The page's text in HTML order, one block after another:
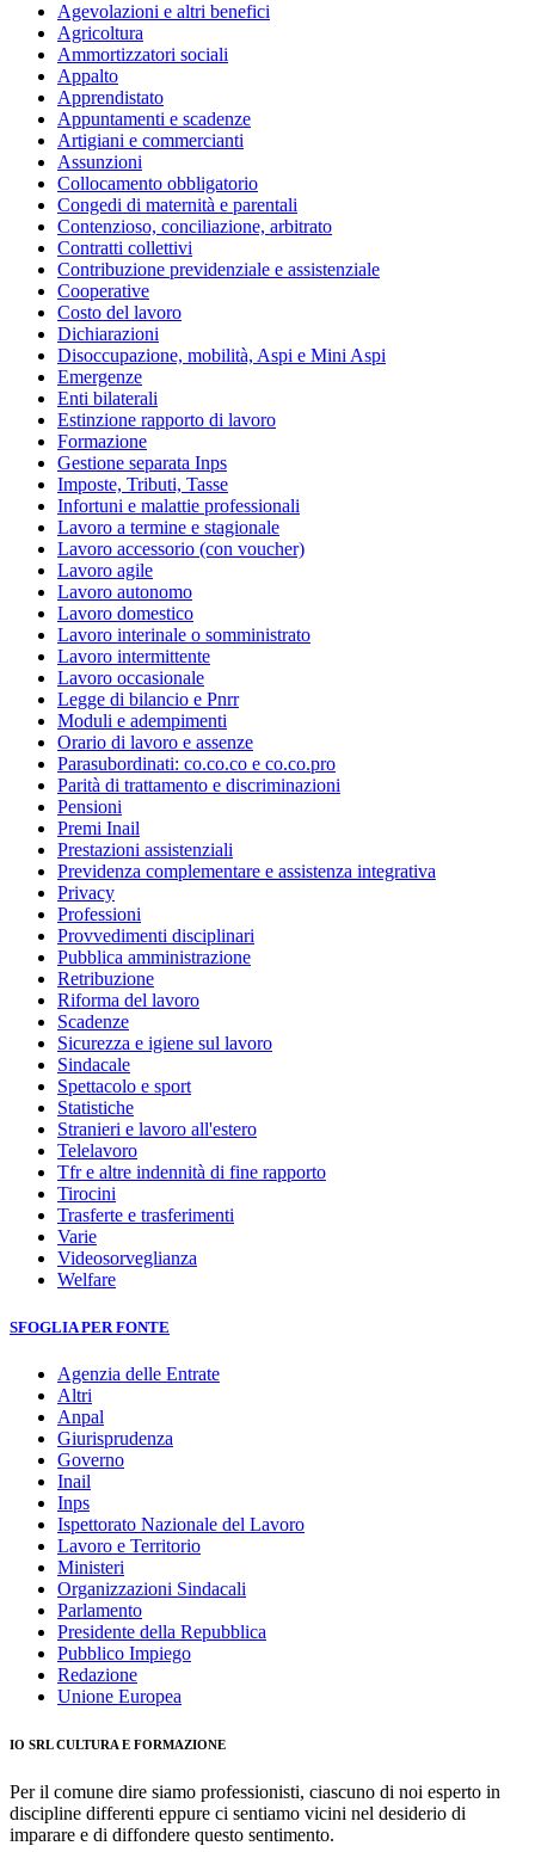
Agevolazioni e altri benefici
Agricoltura
Ammortizzatori sociali
Appalto
Apprendistato
Appuntamenti e scadenze
Artigiani e commercianti
Assunzioni
Collocamento obbligatorio
Congedi di maternità e parentali
Contenzioso, conciliazione, arbitrato
Contratti collettivi
Contribuzione previdenziale e assistenziale
Cooperative
Costo del lavoro
Dichiarazioni
Disoccupazione, mobilità, Aspi e Mini Aspi
Emergenze
Enti bilaterali
Estinzione rapporto di lavoro
Formazione
Gestione separata Inps
Imposte, Tributi, Tasse
Infortuni e malattie professionali
Lavoro a termine e stagionale
Lavoro accessorio (con voucher)
Lavoro agile
Lavoro autonomo
Lavoro domestico
Lavoro interinale o somministrato
Lavoro intermittente
Lavoro occasionale
Legge di bilancio e Pnrr
Moduli e adempimenti
Orario di lavoro e assenze
Parasubordinati: co.co.co e co.co.pro
Parità di trattamento e discriminazioni
Pensioni
Premi Inail
Prestazioni assistenziali
Previdenza complementare e assistenza integrativa
Privacy
Professioni
Provvedimenti disciplinari
Pubblica amministrazione
Retribuzione
Riforma del lavoro
Scadenze
Sicurezza e igiene sul lavoro
Sindacale
Spettacolo e sport
Statistiche
Stranieri e lavoro all'estero
Telelavoro
Tfr e altre indennità di fine rapporto
Tirocini
Trasferte e trasferimenti
Varie
Videosorveglianza
Welfare
SFOGLIA PER FONTE
Agenzia delle Entrate
Altri
Anpal
Giurisprudenza
Governo
Inail
Inps
Ispettorato Nazionale del Lavoro
Lavoro e Territorio
Ministeri
Organizzazioni Sindacali
Parlamento
Presidente della Repubblica
Pubblico Impiego
Redazione
Unione Europea
IO SRL CULTURA E FORMAZIONE
Per il comune dire siamo professionisti, ciascuno di noi esperto in
discipline differenti eppure ci sentiamo vicini nel desiderio di
imparare e di diffondere questo sentimento.